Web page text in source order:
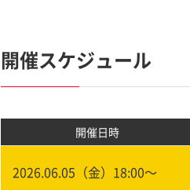
開催スケジュール
開催日時
2026.06.05（金）18:00〜